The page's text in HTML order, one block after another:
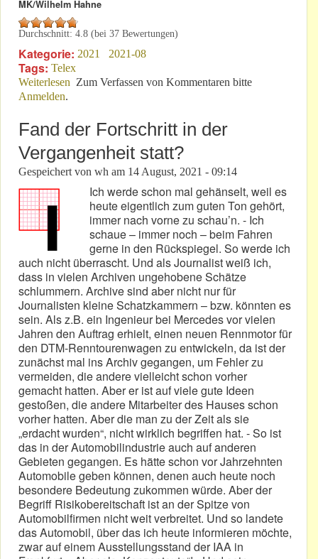
MK/Wilhelm Hahne
Durchschnitt: 4.8 (bei 37 Bewertungen)
Kategorie: 2021 2021-08
Tags: Telex
Weiterlesen über Auch bei E-Automobilen können Fehler
Zum Verfassen von Kommentaren bitte
Anmelden.
Fand der Fortschritt in der
Vergangenheit statt?
Gespeichert von wh am 14 August, 2021 - 09:14
Ich werde schon mal gehänselt, weil es
heute eigentlich zum guten Ton gehört,
immer nach vorne zu schau’n. - Ich
schaue – immer noch – beim Fahren
gerne in den Rückspiegel. So werde ich
auch nicht überrascht. Und als Journalist weiß ich,
dass in vielen Archiven ungehobene Schätze
schlummern. Archive sind aber nicht nur für
Journalisten kleine Schatzkammern – bzw. könnten es
sein. Als z.B. ein Ingenieur bei Mercedes vor vielen
Jahren den Auftrag erhielt, einen neuen Rennmotor für
den DTM-Renntourenwagen zu entwickeln, da ist der
zunächst mal ins Archiv gegangen, um Fehler zu
vermeiden, die andere vielleicht schon vorher
gemacht hatten. Aber er ist auf viele gute Ideen
gestoßen, die andere Mitarbeiter des Hauses schon
vorher hatten. Aber die man zu der Zeit als sie
„erdacht wurden“, nicht wirklich begriffen hat. - So ist
das in der Automobilindustrie auch auf anderen
Gebieten gegangen. Es hätte schon vor Jahrzehnten
Automobile geben können, denen auch heute noch
besondere Bedeutung zukommen würde. Aber der
Begriff Risikobereitschaft ist an der Spitze von
Automobilfirmen nicht weit verbreitet. Und so landete
das Automobil, über das ich heute informieren möchte,
zwar auf einem Ausstellungsstand der IAA in